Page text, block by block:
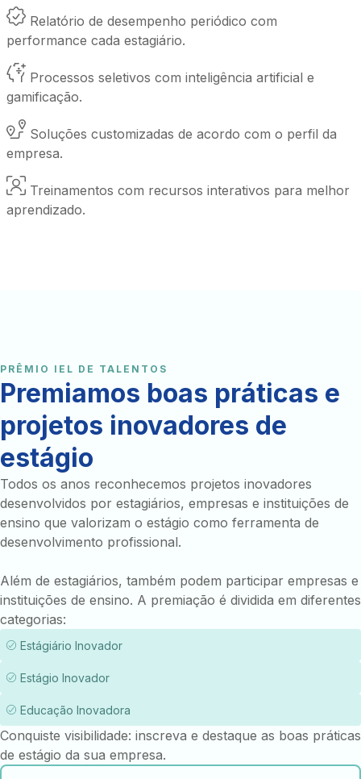
Relatório de desempenho periódico com
performance cada estagiário.
Processos seletivos com inteligência artificial e
gamificação.
Soluções customizadas de acordo com o perfil da
empresa.
Treinamentos com recursos interativos para melhor
aprendizado.
PRÊMIO IEL DE TALENTOS
Premiamos boas práticas e
projetos inovadores de
estágio
Todos os anos reconhecemos projetos inovadores
desenvolvidos por estagiários, empresas e instituições de
ensino que valorizam o estágio como ferramenta de
desenvolvimento profissional.
Além de estagiários, também podem participar empresas e
instituições de ensino. A premiação é dividida em diferentes
categorias:
Estágiário Inovador
Estágio Inovador
Educação Inovadora
Conquiste visibilidade: inscreva e destaque as boas práticas
de estágio da sua empresa.